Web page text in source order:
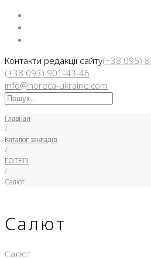
Контакти редакції сайту(+38 095)
(+38 093) 901-43-46
info@horeca-ukraine.com
Искать:
Главная
/
Каталог закладів
/
ГОТЕЛІ
/
Салют
Салют
Салют